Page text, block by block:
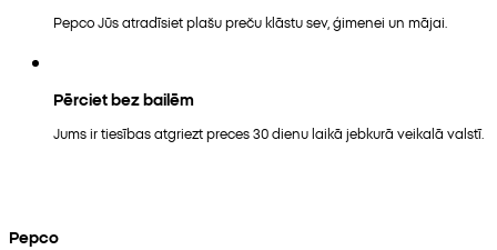
Pepco Jūs atradīsiet plašu preču klāstu sev, ģimenei un mājai.
Pērciet bez bailēm
Jums ir tiesības atgriezt preces 30 dienu laikā jebkurā veikalā valstī.
Pepco